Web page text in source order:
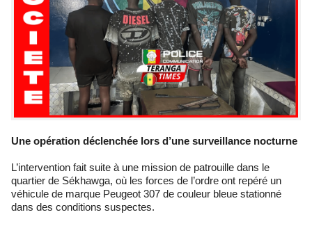
Une opération déclenchée lors d’une surveillance nocturne
L’intervention fait suite à une mission de patrouille dans le
quartier de Sékhawga, où les forces de l’ordre ont repéré un
véhicule de marque Peugeot 307 de couleur bleue stationné
dans des conditions suspectes.